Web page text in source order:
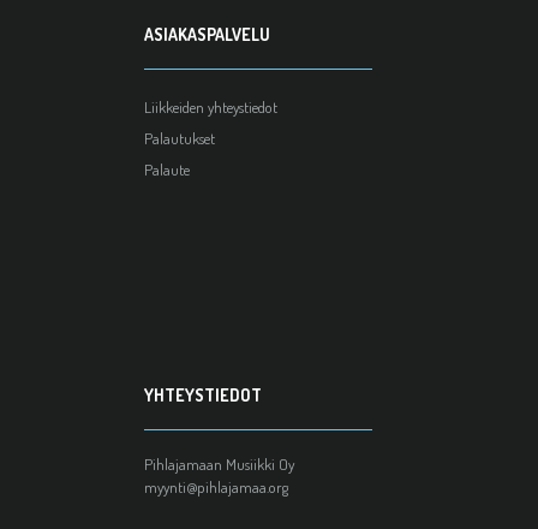
ASIAKASPALVELU
Liikkeiden yhteystiedot
Palautukset
Palaute
YHTEYSTIEDOT
Pihlajamaan Musiikki Oy
myynti@pihlajamaa.org